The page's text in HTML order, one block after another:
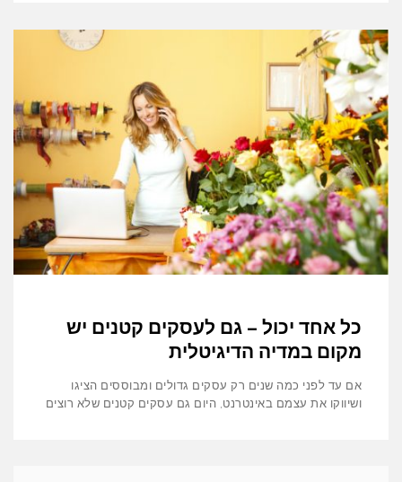
כל אחד יכול – גם לעסקים קטנים יש
מקום במדיה הדיגיטלית
אם עד לפני כמה שנים רק עסקים גדולים ומבוססים הציגו
ושיווקו את עצמם באינטרנט, היום גם עסקים קטנים שלא רוצים